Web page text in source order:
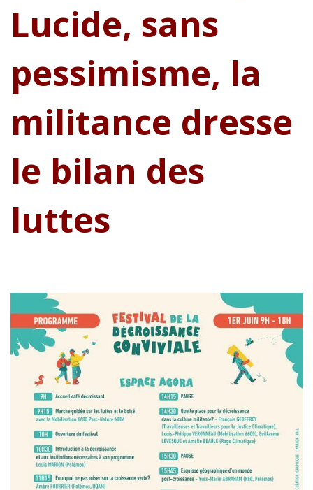
Lucide, sans
pessimisme, la
militance dresse
le bilan des
luttes